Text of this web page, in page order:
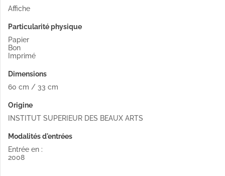
Affiche
Particularité physique
Papier
Bon
Imprimé
Dimensions
60 cm / 33 cm
Origine
INSTITUT SUPERIEUR DES BEAUX ARTS
Modalités d'entrées
Entrée en :
2008